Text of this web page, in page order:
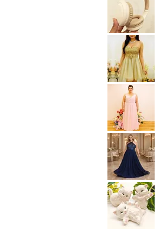
Chocolate
Liqueur
Liquor
Bottles
073026
Lenovo
Wireless
Bluetooth
Headphones
with
Headwear
Earmuffs
Speechless
Sleeveless
Sparkly
Sequin
Prom
Party
Dress
Size
11
Hayley
Paige
Pink
Occasions
Wedding
Gown
Dress
size
14
Lulus
Sequin
Chiffon
Halter
Matte
Navy
Long
Dress